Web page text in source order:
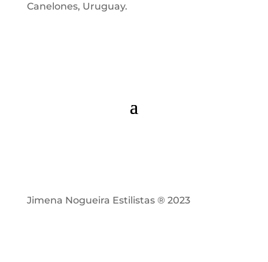
Canelones, Uruguay.
Jimena Nogueira Estilistas ® 2023